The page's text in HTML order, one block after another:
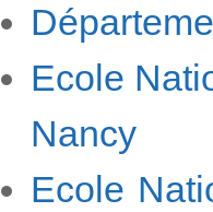
Ecole
Nancy
Ecole